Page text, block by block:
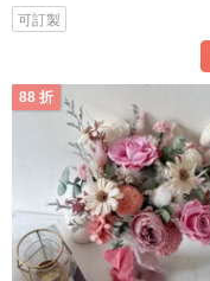
可訂製
88 折